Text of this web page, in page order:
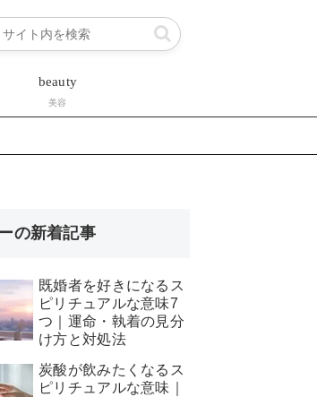
beauty
美容
の新着記事
既婚者を好きになるス
ピリチュアルな意味7
つ｜運命・執着の見分
け方と対処法
炭酸が飲みたくなるス
ピリチュアルな意味｜